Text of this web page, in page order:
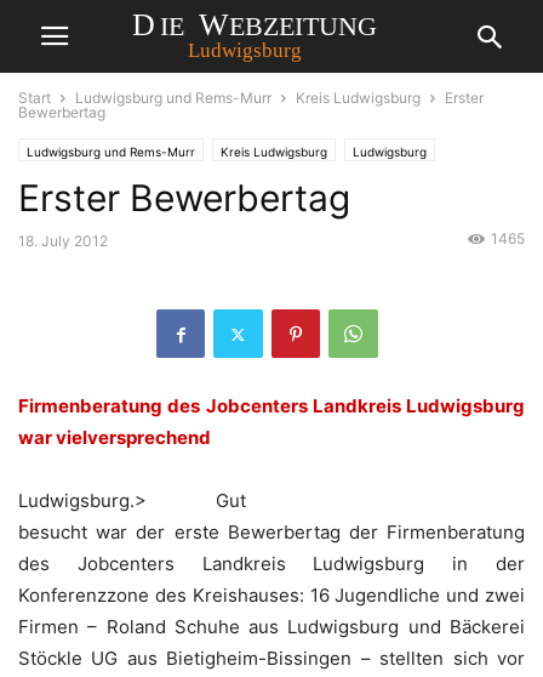
Start Ludwigsburg und Rems-Murr Kreis Ludwigsburg
Erster
Bewerbertag
Ludwigsburg und Rems-Murr Kreis Ludwigsburg Ludwigsburg
Erster Bewerbertag
18. July 2012 1465
Firmenberatung des Jobcenters Landkreis Ludwigsburg
war vielversprechend
Ludwigsburg.> Gut
besucht war der erste Bewerbertag der Firmenberatung
des Jobcenters Landkreis Ludwigsburg in der
Konferenzzone des Kreishauses: 16 Jugendliche und zwei
Firmen – Roland Schuhe aus Ludwigsburg und Bäckerei
Stöckle UG aus Bietigheim-Bissingen – stellten sich vor